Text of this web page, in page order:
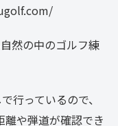
然の中のゴルフ練
行っているので、
や弾道が確認でき